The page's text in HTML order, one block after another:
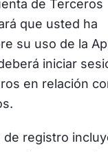
de Terceros
que usted ha
su uso de la
iniciar
en relación
de registro